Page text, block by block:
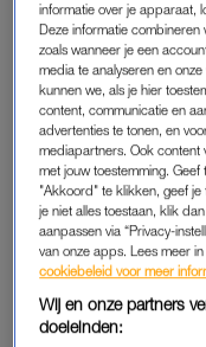
Een paar uur later
extreem hoge
ochtend 25 per minuut
test blijkt dat Mila het
MASCHA
“Echt heel intens
haar. Uiteindelijk
besloten dat ze thuis
dokter opspeed dial ).
Dus bij deze een
informatie over je apparaat,
Deze informatie combineren
zoals wanneer je een
media te analyseren en
kunnen we, als je hier
content, communicatie en
advertenties te tonen, en
mediapartners. Ook content
met jouw toestemming.
"Akkoord" te klikken, geef je
je niet alles toestaan, klik
aanpassen via “Privacy-
van onze apps. Lees meer
cookiebeleid voor meer
Wij en onze partners
doeleinden: